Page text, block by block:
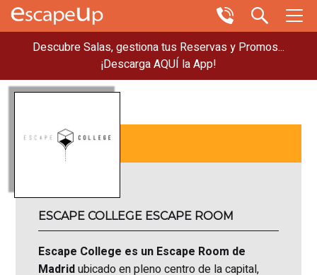
Descubre Salas, gestiona tus Reservas y Promos...
¡Descarga AQUÍ la App!
ESCAPE COLLEGE ESCAPE ROOM
Escape College es un Escape Room de
Madridubicado en pleno centro de la capital,